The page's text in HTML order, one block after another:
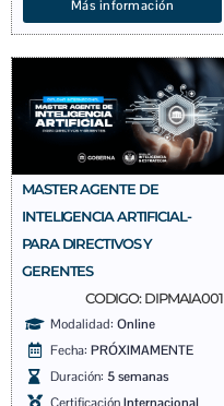
Más información
MASTER AGENTE DE
INTELIGENCIA ARTIFICIAL-
PARA DIRECTIVOS Y
GERENTES
CODIGO: DIPMAIA001
Modalidad: Online
Fecha: PRÓXIMAMENTE
Duración: 5 semanas
CertificaciónInternacional